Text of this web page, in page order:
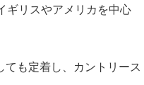
ギリスやアメリカを中心
も定着し、カントリース